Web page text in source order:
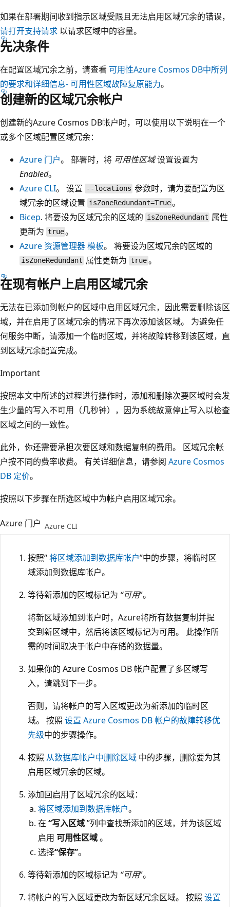
如果在部署期间收到指示区域受限且无法启用区域冗余的错误，
请打开支持请求 以请求区域中的容量。
先决条件
在配置区域冗余之前，请查看 可用性Azure Cosmos DB中所列
的要求和详细信息- 可用性区域故障复原能力。
创建新的区域冗余帐户
创建新的Azure Cosmos DB帐户时，可以使用以下说明在一个
或多个区域配置区域冗余：
Azure 门户。 部署时，将 可用性区域设置设置为
Enabled。
Azure CLI。 设置 --locations 参数时，请为要配置为区
域冗余的区域设置 isZoneRedundant=True。
Bicep. 将要设为区域冗余的区域的 isZoneRedundant 属性
更新为 true。
Azure 资源管理器 模板。 将要设为区域冗余的区域的
isZoneRedundant 属性更新为true。
在现有帐户上启用区域冗余
无法在已添加到帐户的区域中启用区域冗余，因此需要删除该区
域，并在启用了区域冗余的情况下再次添加该区域。 为避免任
何服务中断，请添加一个临时区域，并将故障转移到该区域，直
到区域冗余配置完成。
Important
按照本文中所述的过程进行操作时，添加和删除次要区域时会发
生少量的写入不可用（几秒钟），因为系统故意停止写入以检查
区域之间的一致性。
此外，你还需要承担次要区域和数据复制的费用。 区域冗余帐
户按不同的费率收费。 有关详细信息，请参阅 Azure Cosmos
DB 定价。
按照以下步骤在所选区域中为帐户启用区域冗余。
Azure 门户 Azure CLI
按照“将区域添加到数据库帐户”中的步骤，将临时区
域添加到数据库帐户。
等待新添加的区域标记为 “可用”。
将新区域添加到帐户时，Azure将所有数据复制并提
交到新区域中，然后将该区域标记为可用。 此操作所
需的时间取决于帐户中存储的数据量。
如果你的 Azure Cosmos DB 帐户配置了多区域写
入，请跳到下一步。
否则，请将帐户的写入区域更改为新添加的临时区
域。 按照 设置 Azure Cosmos DB 帐户的故障转移优
先级中的步骤操作。
按照 从数据库帐户中删除区域 中的步骤，删除要为其
启用区域冗余的区域。
添加回启用了区域冗余的区域：
将区域添加到数据库帐户。
在 “写入区域”列中查找新添加的区域，并为该区域
启用 可用性区域。
选择“保存”。
等待新添加的区域标记为 “可用”。
将帐户的写入区域更改为新区域冗余区域。 按照 设置